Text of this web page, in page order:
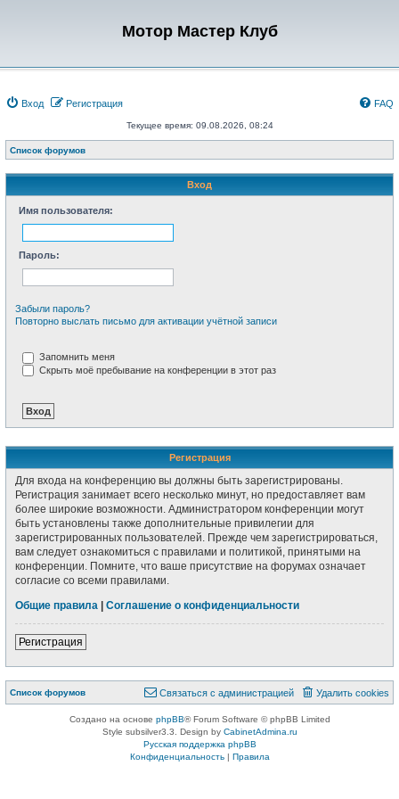
Мотор Мастер Клуб
Вход Регистрация FAQ
Текущее время: 09.08.2026, 08:24
Список форумов
Вход
Имя пользователя:
Пароль:
Забыли пароль?
Повторно выслать письмо для активации учётной записи
Запомнить меня
Скрыть моё пребывание на конференции в этот раз
Регистрация
Для входа на конференцию вы должны быть зарегистрированы.
Регистрация занимает всего несколько минут, но предоставляет вам
более широкие возможности. Администратором конференции могут
быть установлены также дополнительные привилегии для
зарегистрированных пользователей. Прежде чем зарегистрироваться,
вам следует ознакомиться с правилами и политикой, принятыми на
конференции. Помните, что ваше присутствие на форумах означает
согласие со всеми правилами.
Общие правила
Соглашение о конфиденциальности
Регистрация
Список форумов Удалить cookies
Связаться с администрацией
Создано на основе phpBB® Forum Software © phpBB Limited
Style subsilver3.3. Design by CabinetAdmina.ru
Русская поддержка phpBB
Конфиденциальность| Правила